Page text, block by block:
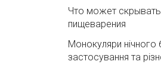
Что может
пищеварения
Монокуляри нічного
застосування та